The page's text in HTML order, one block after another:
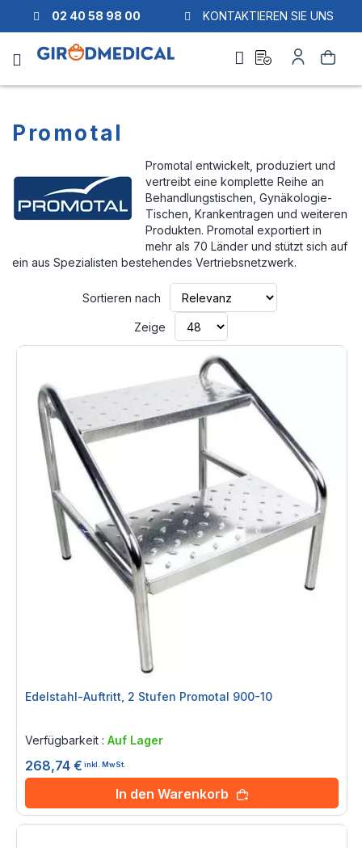
02 40 58 98 00 KONTAKTIEREN SIE UNS
Suche
quote
Konto
Promotal
Promotal entwickelt, produziert und
vertreibt eine komplette Reihe an
Behandlungstischen, Gynäkologie-
Tischen, Krankentragen und weiteren
Produkten. Promotal exportiert in
mehr als 70 Länder und stützt sich auf
ein aus Spezialisten bestehendes Vertriebsnetzwerk.
Sortieren nach
Zeige
Edelstahl-Auftritt, 2 Stufen Promotal 900-10
Verfügbarkeit : Auf Lager
268,74 € inkl. MwSt.
In den Warenkorb